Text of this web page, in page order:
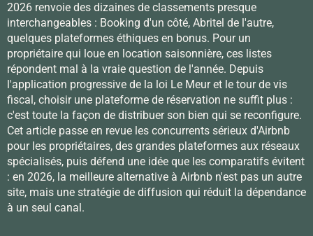
2026 renvoie des dizaines de classements presque
interchangeables : Booking d'un côté, Abritel de l'autre,
quelques plateformes éthiques en bonus. Pour un
propriétaire qui loue en location saisonnière, ces listes
répondent mal à la vraie question de l'année. Depuis
l'application progressive de la loi Le Meur et le tour de vis
fiscal, choisir une plateforme de réservation ne suffit plus :
c'est toute la façon de distribuer son bien qui se reconfigure.
Cet article passe en revue les concurrents sérieux d'Airbnb
pour les propriétaires, des grandes plateformes aux réseaux
spécialisés, puis défend une idée que les comparatifs évitent
: en 2026, la meilleure alternative à Airbnb n'est pas un autre
site, mais une stratégie de diffusion qui réduit la dépendance
à un seul canal.